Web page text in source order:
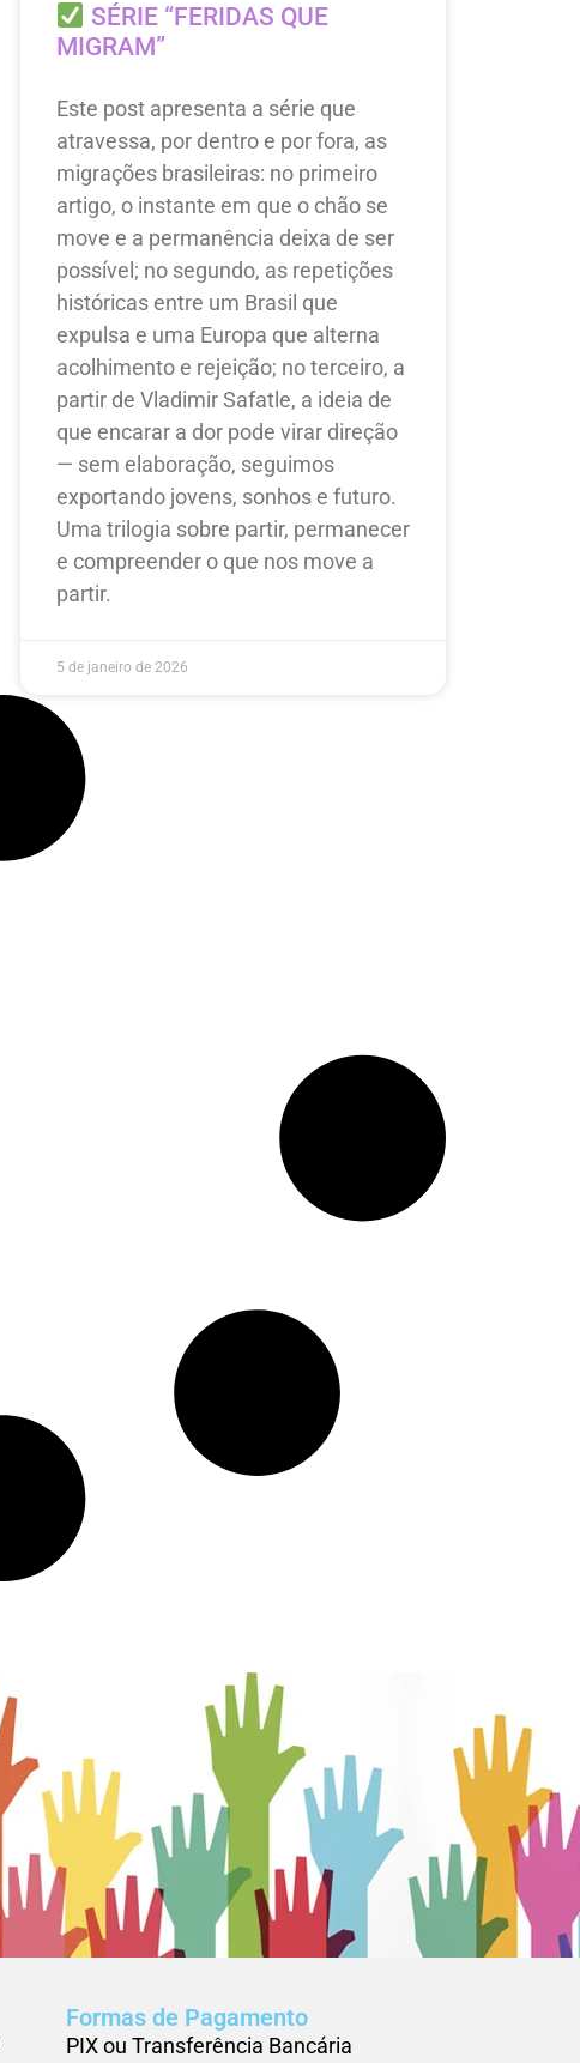
SÉRIE “FERIDAS QUE
MIGRAM”
Este post apresenta a série que
atravessa, por dentro e por fora, as
migrações brasileiras: no primeiro
artigo, o instante em que o chão se
move e a permanência deixa de ser
possível; no segundo, as repetições
históricas entre um Brasil que
expulsa e uma Europa que alterna
acolhimento e rejeição; no terceiro, a
partir de Vladimir Safatle, a ideia de
que encarar a dor pode virar direção
— sem elaboração, seguimos
exportando jovens, sonhos e futuro.
Uma trilogia sobre partir, permanecer
e compreender o que nos move a
partir.
5 de janeiro de 2026
Formas de Pagamento
PIX ou Transferência Bancária